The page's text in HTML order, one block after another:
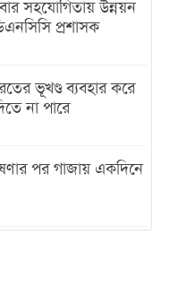
সহযোগিতায় উন্নয়ন
প্রশাসক
ভূখণ্ড ব্যবহার করে
না পারে
পর গাজায় একদিনে